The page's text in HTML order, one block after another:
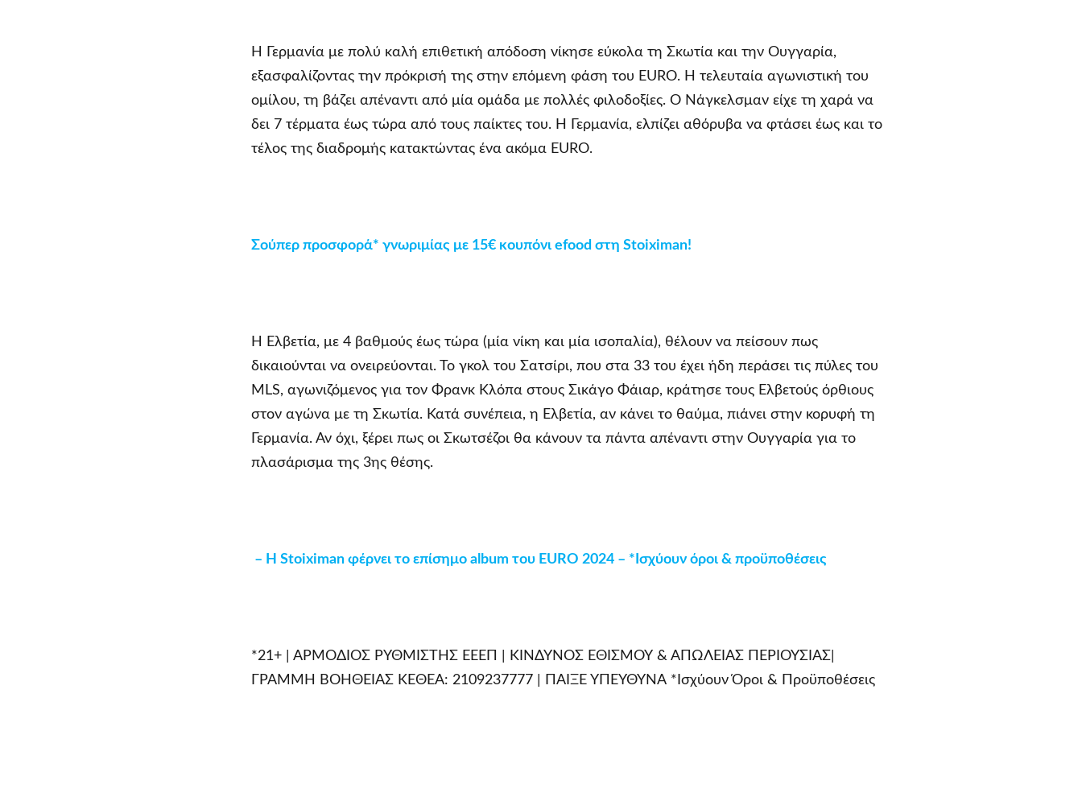
H Γερμανία με πολύ καλή επιθετική απόδοση νίκησε εύκολα τη Σκωτία και την Ουγγαρία,
εξασφαλίζοντας την πρόκρισή της στην επόμενη φάση του EURO. Η τελευταία αγωνιστική του
ομίλου, τη βάζει απέναντι από μία ομάδα με πολλές φιλοδοξίες. Ο Νάγκελσμαν είχε τη χαρά να
δει 7 τέρματα έως τώρα από τους παίκτες του. Η Γερμανία, ελπίζει αθόρυβα να φτάσει έως και το
τέλος της διαδρομής κατακτώντας ένα ακόμα EURO.
Σούπερ προσφορά* γνωριμίας με 15€ κουπόνι efood στη Stoiximan!
Η Ελβετία, με 4 βαθμούς έως τώρα (μία νίκη και μία ισοπαλία), θέλουν να πείσουν πως
δικαιούνται να ονειρεύονται. Το γκολ του Σατσίρι, που στα 33 του έχει ήδη περάσει τις πύλες του
MLS, αγωνιζόμενος για τον Φρανκ Κλόπα στους Σικάγο Φάιαρ, κράτησε τους Ελβετούς όρθιους
στον αγώνα με τη Σκωτία. Κατά συνέπεια, η Ελβετία, αν κάνει το θαύμα, πιάνει στην κορυφή τη
Γερμανία. Αν όχι, ξέρει πως οι Σκωτσέζοι θα κάνουν τα πάντα απέναντι στην Ουγγαρία για το
πλασάρισμα της 3ης θέσης.
– Η Stoiximan φέρνει το επίσημο album του EURO 2024 – *Ισχύουν όροι & προϋποθέσεις
*​21+ | ΑΡΜΟΔΙΟΣ ΡΥΘΜΙΣΤΗΣ ΕΕΕΠ | ΚΙΝΔΥΝΟΣ ΕΘΙΣΜΟΥ & ΑΠΩΛΕΙΑΣ ΠΕΡΙΟΥΣΙΑΣ|
ΓΡΑΜΜΗ ΒΟΗΘΕΙΑΣ ΚΕΘΕΑ: 2109237777 | ΠΑΙΞΕ ΥΠΕΥΘΥΝΑ *Ισχύουν Όροι & Προϋποθέσεις